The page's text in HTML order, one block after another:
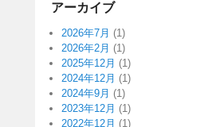
アーカイブ
2026年7月 (1)
2026年2月 (1)
2025年12月 (1)
2024年12月 (1)
2024年9月 (1)
2023年12月 (1)
2022年12月 (1)